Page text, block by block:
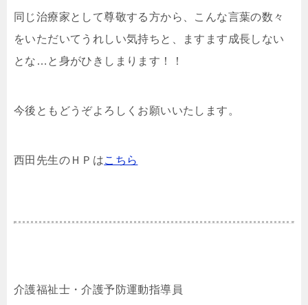
同じ治療家として尊敬する方から、こんな言葉の数々
をいただいてうれしい気持ちと、ますます成長しない
とな…と身がひきしまります！！
今後ともどうぞよろしくお願いいたします。
西田先生のＨＰはこちら
介護福祉士・介護予防運動指導員